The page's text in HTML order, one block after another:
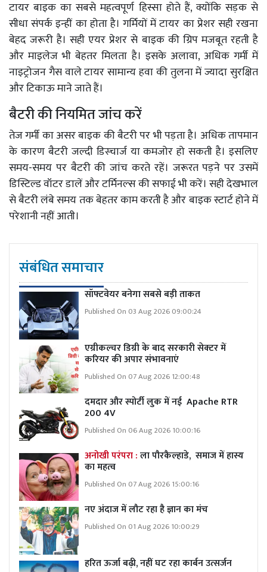
टायर बाइक का सबसे महत्वपूर्ण हिस्सा होते हैं, क्योंकि सड़क से
सीधा संपर्क इन्हीं का होता है। गर्मियों में टायर का प्रेशर सही रखना
बेहद जरूरी है। सही एयर प्रेशर से बाइक की ग्रिप मजबूत रहती है
और माइलेज भी बेहतर मिलता है। इसके अलावा, अधिक गर्मी में
नाइट्रोजन गैस वाले टायर सामान्य हवा की तुलना में ज्यादा सुरक्षित
और टिकाऊ माने जाते हैं।
बैटरी की नियमित जांच करें
तेज गर्मी का असर बाइक की बैटरी पर भी पड़ता है। अधिक तापमान
के कारण बैटरी जल्दी डिस्चार्ज या कमजोर हो सकती है। इसलिए
समय-समय पर बैटरी की जांच करते रहें। जरूरत पड़ने पर उसमें
डिस्टिल्ड वॉटर डालें और टर्मिनल्स की सफाई भी करें। सही देखभाल
से बैटरी लंबे समय तक बेहतर काम करती है और बाइक स्टार्ट होने में
परेशानी नहीं आती।
संबंधित समाचार
सॉफ्टवेयर बनेगा सबसे बड़ी ताकत
Published On 03 Aug 2026 09:00:24
एग्रीकल्चर डिग्री के बाद सरकारी सेक्टर में
करियर की अपार संभावनाएं
Published On 07 Aug 2026 12:00:48
दमदार और स्पोर्टी लुक में नई Apache RTR
200 4V
Published On 06 Aug 2026 10:00:16
अनोखी परंपरा :ला पौरकैल्हाडे, समाज में हास्य
का महत्व
Published On 07 Aug 2026 15:00:16
नए अंदाज में लौट रहा है ज्ञान का मंच
Published On 01 Aug 2026 10:00:29
हरित ऊर्जा बढ़ी, नहीं घट रहा कार्बन उत्सर्जन